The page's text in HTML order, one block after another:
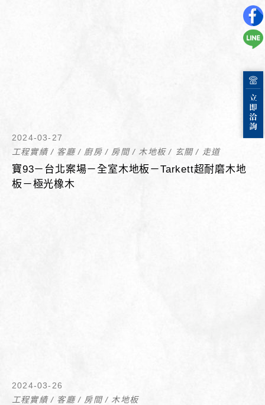
2024-03-27
工程實績/ 客廳/ 廚房/ 房間/ 木地板/ 玄關/ 走道
寶93－台北案場－全室木地板－Tarkett超耐磨木地
板－極光橡木
2024-03-26
工程實績/ 客廳/ 房間/ 木地板